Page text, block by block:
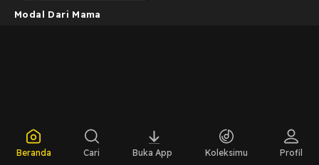
Modal Dari Mama
Beranda Cari Buka App Koleksimu Profil